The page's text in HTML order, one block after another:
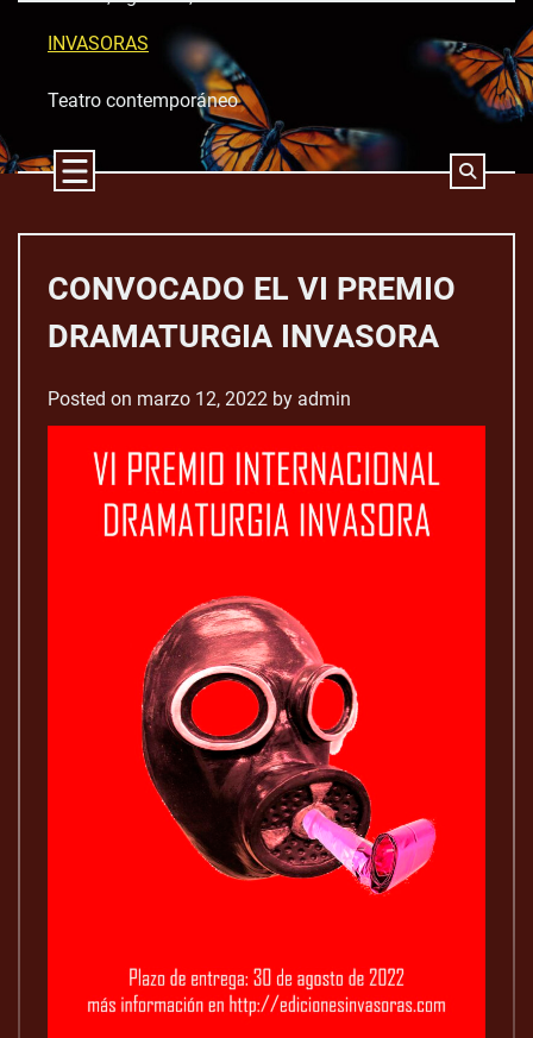
INVASORAS
Teatro contemporáneo
CONVOCADO EL VI PREMIO
DRAMATURGIA INVASORA
Posted on marzo 12, 2022 by admin